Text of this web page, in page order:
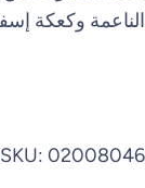
الناعمة وكعكة
SKU: 02008046